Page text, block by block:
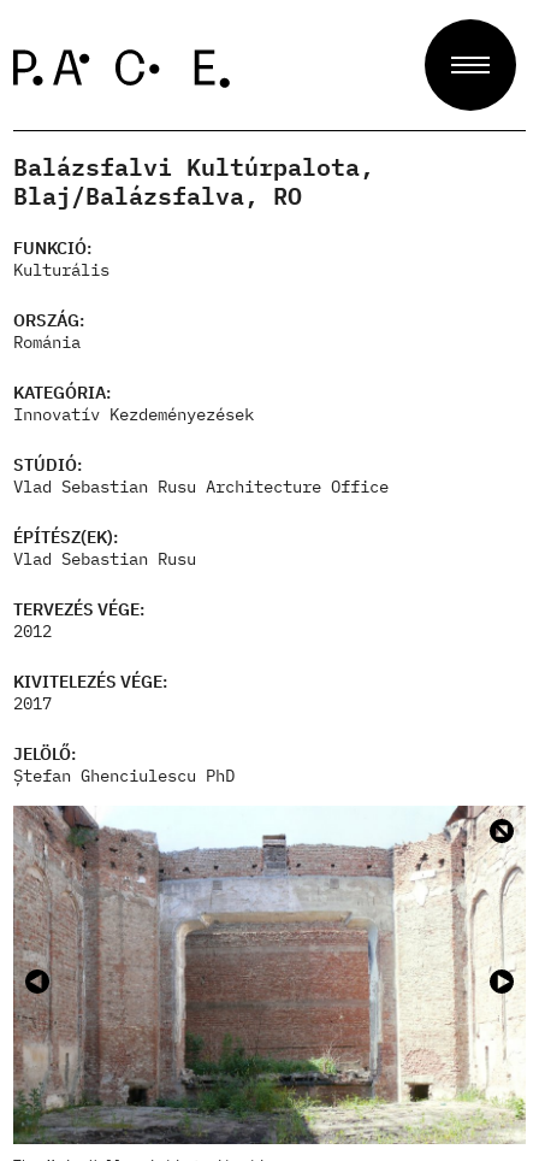
Projektek
Zsűri
Rólunk
Kapcsolat
Balázsfalvi Kultúrpalota,
Blaj/Balázsfalva, RO
FUNKCIÓ:
Kulturális
ORSZÁG:
Románia
KATEGÓRIA:
Innovatív Kezdeményezések
STÚDIÓ:
Vlad Sebastian Rusu Architecture Office
ÉPÍTÉSZ(EK):
Vlad Sebastian Rusu
TERVEZÉS VÉGE:
2012
KIVITELEZÉS VÉGE:
2017
JELÖLŐ:
Ștefan Ghenciulescu PhD